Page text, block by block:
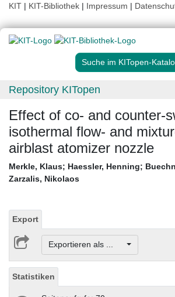
KIT | KIT-Bibliothek | Impressum |
Suche im KITopen-
Repository KITopen
Effect of co- and counter-
isothermal flow- and
airblast atomizer nozzle
Merkle, Klaus; Haessler, Henning;
Zarzalis, Nikolaos
Export
Exportieren als ...
Statistiken